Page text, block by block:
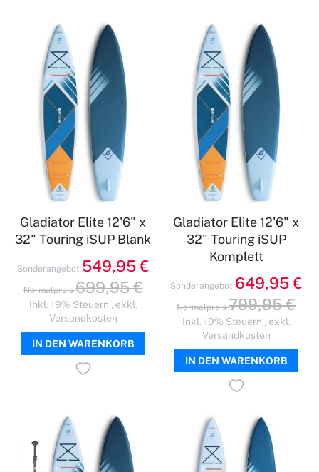
Gladiator Elite 12'6" x
32" Touring iSUP Blank
Sonderangebot 549,95 €
Normalpreis 699,95 €
Inkl. 19% Steuern , exkl.
Versandkosten
IN DEN WARENKORB
Gladiator Elite 12'6" x
32" Touring iSUP
Komplett
Sonderangebot 649,95 €
Normalpreis 799,95 €
Inkl. 19% Steuern , exkl.
Versandkosten
IN DEN WARENKORB